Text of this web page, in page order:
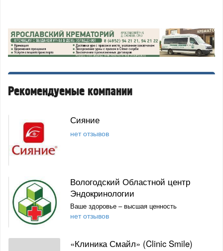
Рекомендуемые компании
Сияние
нет отзывов
Вологодский Областной центр
Эндокринологии
Ваше здоровье – высшая ценность
нет отзывов
«Клиника Смайл» (Clinic Smile)